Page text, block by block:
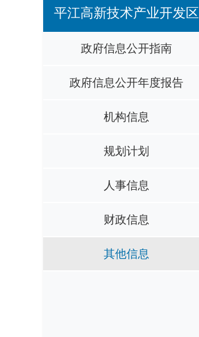
平江高新技术产业开发区
政府信息公开指南
政府信息公开年度报告
机构信息
规划计划
人事信息
财政信息
其他信息